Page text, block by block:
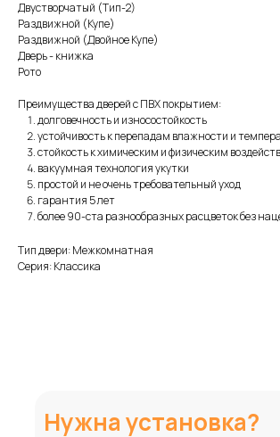
Двустворчатый (Тип-2)
Раздвижной (Купе)
Раздвижной (Двойное Купе)
Дверь - книжка
Рото
Преимущества дверей с ПВХ покрытием:
долговечность и износостойкость
устойчивость к перепадам влажности и
стойкость к химическим и физическим
вакуумная технология укутки
простой и не очень требовательный уход
гарантия 5 лет
более 90-ста разнообразных расцветок без
Тип двери: Межкомнатная
Серия: Классика
Нужна установка?